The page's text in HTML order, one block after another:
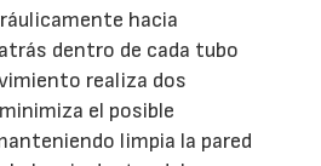
hacia
dentro de cada tubo
realiza dos
el posible
limpia la pared